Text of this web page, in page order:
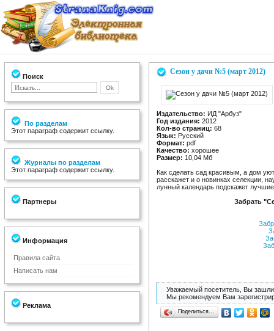
Поиск
По разделам
Этот параграф содержит ссылку.
Журналы по разделам
Этот параграф содержит ссылку.
Партнеры
Информация
Правила сайта
Написать нам
Реклама
Сезон у дачи №5 (март 2012)
Издательство: ИД "Арбуз"
Год издания: 2012
Кол-во страниц: 68
Язык: Русский
Формат: pdf
Качество: хорошее
Размер: 10,04 Мб
Как сделать сад красивым, а дом
расскажет и о новинках селекции,
лунный календарь подскажет
Забрать
Уважаемый посетитель, Вы зашли
Мы рекомендуем Вам
Поделиться…